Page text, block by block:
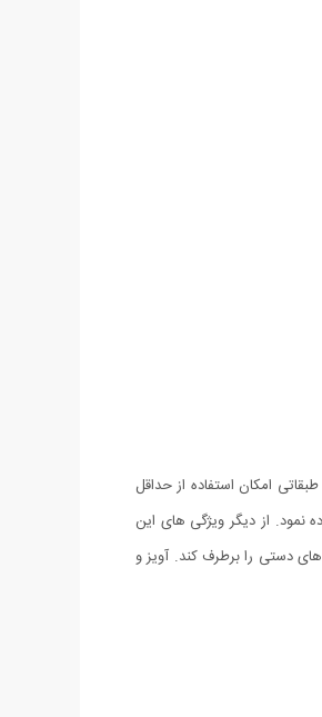
امکان استفاده از حداقل
از دیگر ویژگی های این
دستی را برطرف کند. آویز و